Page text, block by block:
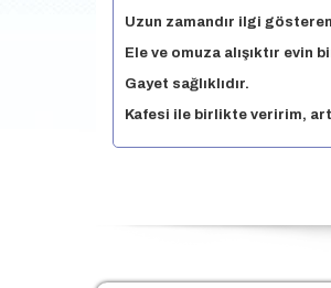
Uzun zamandır ilgi
Ele ve omuza alışıktır evin
Gayet sağlıklıdır.
Kafesi ile birlikte veririm,